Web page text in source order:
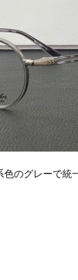
のグレーで統